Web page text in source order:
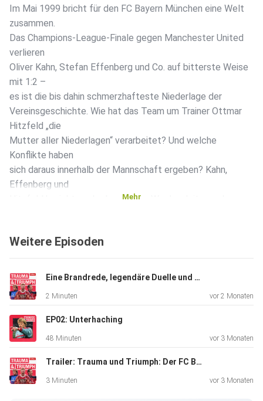
Im Mai 1999 bricht für den FC Bayern München eine Welt
zusammen.
Das Champions-League-Finale gegen Manchester United
verlieren
Oliver Kahn, Stefan Effenberg und Co. auf bitterste Weise
mit 1:2 –
es ist die bis dahin schmerzhafteste Niederlage der
Vereinsgeschichte. Wie hat das Team um Trainer Ottmar
Hitzfeld „die
Mutter aller Niederlagen“ verarbeitet? Und welche
Konflikte haben
sich daraus innerhalb der Mannschaft ergeben? Kahn,
Effenberg und
Hitzfeld berichten, der langjährige Wegbegleiter und
Mehr
Weitere Episoden
Eine Brandrede, legendäre Duelle und Drama pur: So geht`s weiter
2 Minuten vor 2 Monaten
EP02: Unterhaching
48 Minuten vor 3 Monaten
Trailer: Trauma und Triumph: Der FC Bayern und seine Wiederauferstehung
3 Minuten vor 3 Monaten